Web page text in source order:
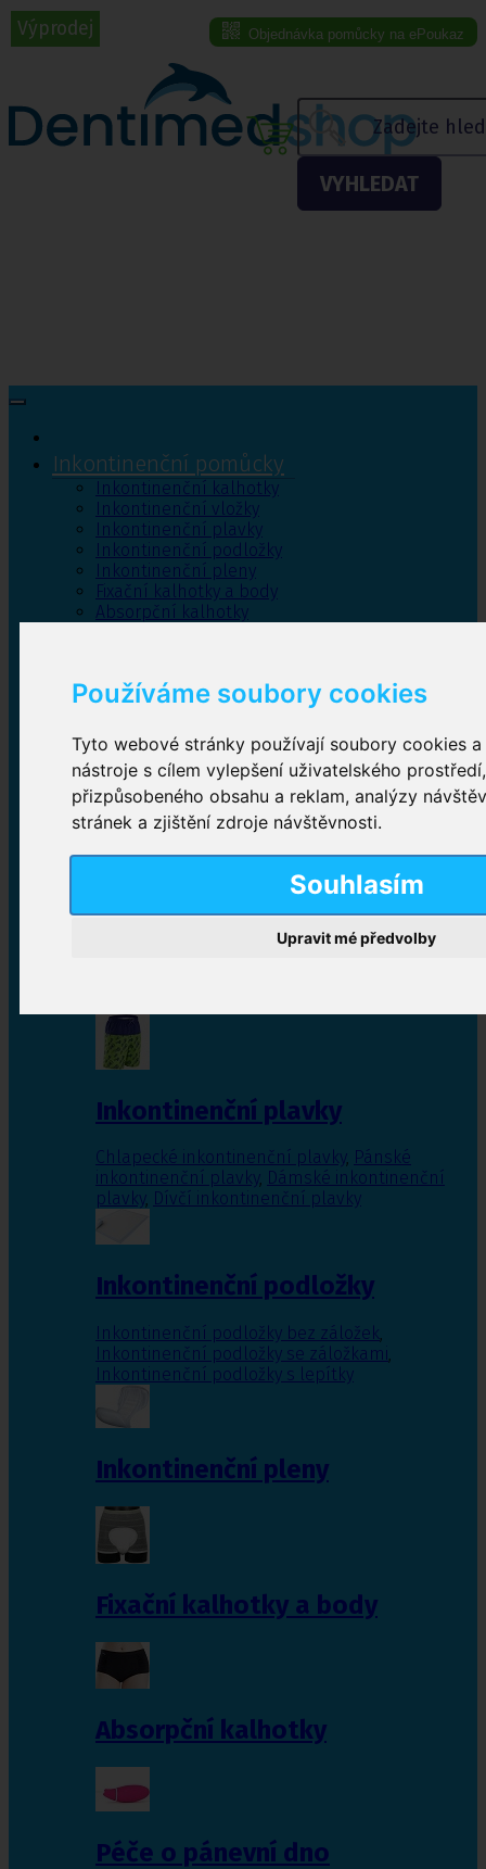
Používáme soubory cookies
Tyto webové stránky používají soubory cookies
nástroje s cílem vylepšení uživatelského
přizpůsobeného obsahu a reklam, analýzy
stránek a zjištění zdroje návštěvnosti.
Souhlasím
Upravit mé předvolby
Objednávka pomůcky na ePoukaz
VYHLEDAT
Menu eshopu
Inkontinenční pomůcky
Inkontinenční kalhotky
Inkontinenční vložky
Inkontinenční plavky
Inkontinenční podložky
Inkontinenční pleny
Fixační kalhotky a body
Absorpční kalhotky
Inkontinenční kalhotky
Plenkové kalhotky navlékací,Plenkové kalhotky
zalepovací,Inkontinenční kalhotky dámské
Inkontinenční vložky
Inkontinenční plavky
Chlapecké inkontinenční plavky, Pánské
inkontinenční plavky, Dámské inkontinenční
plavky, Dívčí inkontinenční plavky
Inkontinenční podložky
Inkontinenční podložky bez záložek,
Inkontinenční podložky se záložkami,
Inkontinenční podložky s lepítky
Inkontinenční pleny
Fixační kalhotky a body
Absorpční kalhotky
Péče o pánevní dno
Výprodej